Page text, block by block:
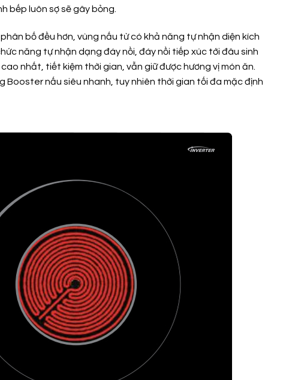
bếp luôn sợ sẽ gây bỏng.
bố đều hơn, vùng nấu từ có khả năng tự nhận diện kích
năng tự nhận dạng đáy nồi, đáy nồi tiếp xúc tới đâu sinh
nhất, tiết kiệm thời gian, vẫn giữ được hương vị món ăn.
Booster nấu siêu nhanh, tuy nhiên thời gian tối đa mặc định